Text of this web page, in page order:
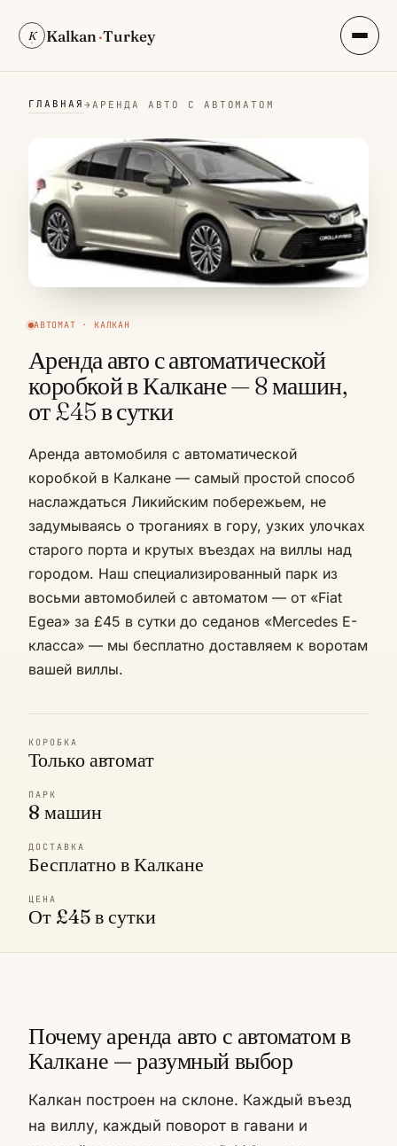
K Kalkan·Turkey
ГЛАВНАЯ → АРЕНДА АВТО С АВТОМАТОМ
АВТОМАТ · КАЛКАН
Аренда авто с автоматической
коробкой в Калкане — 8 машин,
от £45 в сутки
Аренда автомобиля с автоматической
коробкой в Калкане — самый простой способ
наслаждаться Ликийским побережьем, не
задумываясь о троганиях в гору, узких улочках
старого порта и крутых въездах на виллы над
городом. Наш специализированный парк из
восьми автомобилей с автоматом — от «Fiat
Egea» за £45 в сутки до седанов «Mercedes E-
класса» — мы бесплатно доставляем к воротам
вашей виллы.
КОРОБКА
Только автомат
ПАРК
8 машин
ДОСТАВКА
Бесплатно в Калкане
ЦЕНА
От £45 в сутки
Почему аренда авто с автоматом в
Калкане — разумный выбор
Калкан построен на склоне. Каждый въезд
на виллу, каждый поворот в гавани и